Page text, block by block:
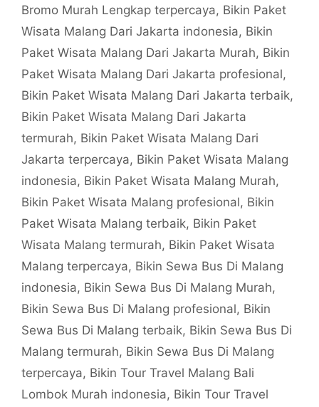
Bromo Murah Lengkap terpercaya, Bikin Paket
Wisata Malang Dari Jakarta indonesia, Bikin
Paket Wisata Malang Dari Jakarta Murah, Bikin
Paket Wisata Malang Dari Jakarta profesional,
Bikin Paket Wisata Malang Dari Jakarta terbaik,
Bikin Paket Wisata Malang Dari Jakarta
termurah, Bikin Paket Wisata Malang Dari
Jakarta terpercaya, Bikin Paket Wisata Malang
indonesia, Bikin Paket Wisata Malang Murah,
Bikin Paket Wisata Malang profesional, Bikin
Paket Wisata Malang terbaik, Bikin Paket
Wisata Malang termurah, Bikin Paket Wisata
Malang terpercaya, Bikin Sewa Bus Di Malang
indonesia, Bikin Sewa Bus Di Malang Murah,
Bikin Sewa Bus Di Malang profesional, Bikin
Sewa Bus Di Malang terbaik, Bikin Sewa Bus Di
Malang termurah, Bikin Sewa Bus Di Malang
terpercaya, Bikin Tour Travel Malang Bali
Lombok Murah indonesia, Bikin Tour Travel